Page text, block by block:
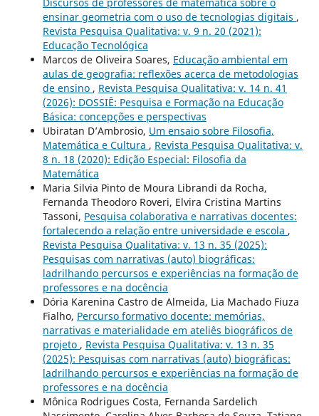
Discursos de professores de matemática sobre o
ensinar geometria com o uso de tecnologias digitais ,
Revista Pesquisa Qualitativa: v. 9 n. 20 (2021):
Educação Tecnológica
Marcos de Oliveira Soares, Educação ambiental em
aulas de geografia: reflexões acerca de metodologias
de ensino , Revista Pesquisa Qualitativa: v. 14 n. 41
(2026): DOSSIÊ: Pesquisa e Formação na Educação
Básica: concepções e perspectivas
Ubiratan D’Ambrosio, Um ensaio sobre Filosofia,
Matemática e Cultura , Revista Pesquisa Qualitativa: v.
8 n. 18 (2020): Edição Especial: Filosofia da
Matemática
Maria Silvia Pinto de Moura Librandi da Rocha,
Fernanda Theodoro Roveri, Elvira Cristina Martins
Tassoni, Pesquisa colaborativa e narrativas docentes:
fortalecendo a relação entre universidade e escola ,
Revista Pesquisa Qualitativa: v. 13 n. 35 (2025):
Pesquisas com narrativas (auto) biográficas:
ladrilhando percursos e experiências na formação de
professores e na docência
Dória Karenina Castro de Almeida, Lia Machado Fiuza
Fialho, Percurso formativo docente: memórias,
narrativas e materialidade em ateliês biográficos de
projeto , Revista Pesquisa Qualitativa: v. 13 n. 35
(2025): Pesquisas com narrativas (auto) biográficas:
ladrilhando percursos e experiências na formação de
professores e na docência
Mônica Rodrigues Costa, Fernanda Sardelich